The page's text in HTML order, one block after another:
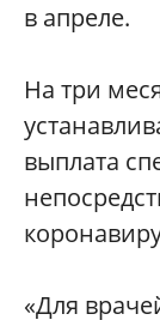
в апреле.
На три
выплата
«Для